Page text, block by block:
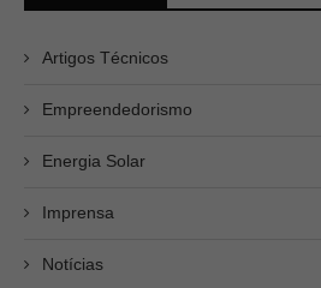
Artigos Técnicos
Empreendedorismo
Energia Solar
Imprensa
Notícias